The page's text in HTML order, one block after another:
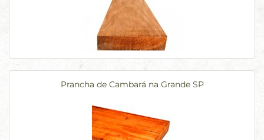
Prancha de Cambará na Grande SP